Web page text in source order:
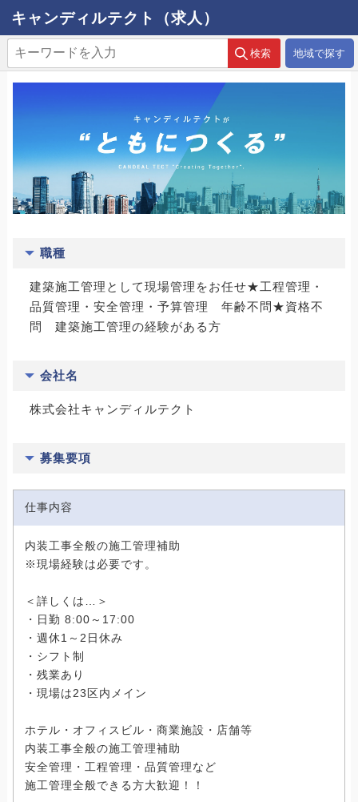
キャンディルテクト（求人）
地域で探す
職種
建築施工管理として現場管理をお任せ★工程管理・
品質管理・安全管理・予算管理 年齢不問★資格不
問 建築施工管理の経験がある方
会社名
株式会社キャンディルテクト
募集要項
仕事内容
内装工事全般の施工管理補助
※現場経験は必要です。
＜詳しくは…＞
・日勤 8:00～17:00
・週休1～2日休み
・シフト制
・残業あり
・現場は23区内メイン
ホテル・オフィスビル・商業施設・店舗等
内装工事全般の施工管理補助
安全管理・工程管理・品質管理など
施工管理全般できる方大歓迎！！